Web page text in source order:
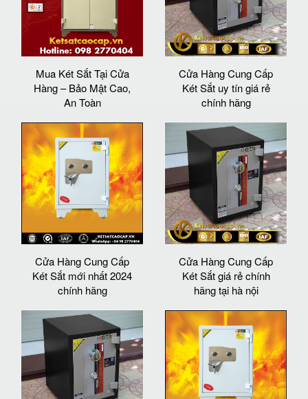
Mua Két Sắt Tại Cửa
Hàng – Bảo Mật Cao,
An Toàn
Cửa Hàng Cung Cấp
Két Sắt uy tín giá rẻ
chính hãng
Cửa Hàng Cung Cấp
Két Sắt mới nhất 2024
chính hãng
Cửa Hàng Cung Cấp
Két Sắt giá rẻ chính
hãng tại hà nội